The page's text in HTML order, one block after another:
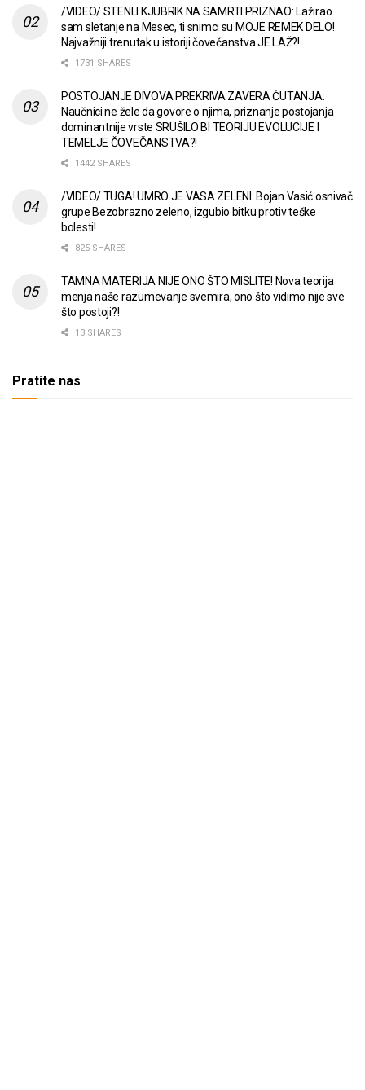
/VIDEO/ STENLI KJUBRIK NA SAMRTI PRIZNAO: Lažirao
sam sletanje na Mesec, ti snimci su MOJE REMEK DELO!
Najvažniji trenutak u istoriji čovečanstva JE LAŽ?!
1731 SHARES
POSTOJANJE DIVOVA PREKRIVA ZAVERA ĆUTANJA:
Naučnici ne žele da govore o njima, priznanje postojanja
dominantnije vrste SRUŠILO BI TEORIJU EVOLUCIJE I
TEMELJE ČOVEČANSTVA?!
1442 SHARES
/VIDEO/ TUGA! UMRO JE VASA ZELENI: Bojan Vasić osnivač
grupe Bezobrazno zeleno, izgubio bitku protiv teške
bolesti!
825 SHARES
TAMNA MATERIJA NIJE ONO ŠTO MISLITE! Nova teorija
menja naše razumevanje svemira, ono što vidimo nije sve
što postoji?!
13 SHARES
Pratite nas